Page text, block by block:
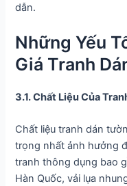
dẫn.
Những Yếu
Giá Tranh
3.1. Chất Liệu Của
Chất liệu tranh dán
trọng nhất ảnh hưởng
tranh thông dụng bao
Hàn Quốc, vải lụa